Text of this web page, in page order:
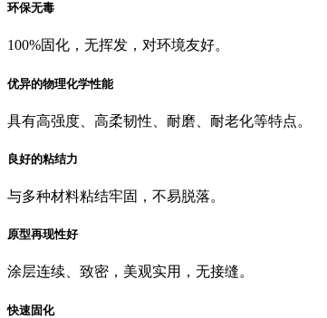
环保无毒
100%固化，无挥发，对环境友好。
优异的物理化学性能
具有高强度、高柔韧性、耐磨、耐老化等特点。
良好的粘结力
与多种材料粘结牢固，不易脱落。
原型再现性好
涂层连续、致密，美观实用，无接缝。
快速固化